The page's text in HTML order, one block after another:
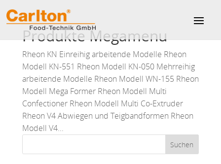
Produkte Megamenu
Rheon KN Einreihig arbeitende Modelle Rheon
Modell KN-551 Rheon Modell KN-050 Mehrreihig
arbeitende Modelle Rheon Modell WN-155 Rheon
Modell Mega Former Rheon Modell Multi
Confectioner Rheon Modell Multi Co-Extruder
Rheon V4 Abwiegen und Teigbandformen Rheon
Modell V4...